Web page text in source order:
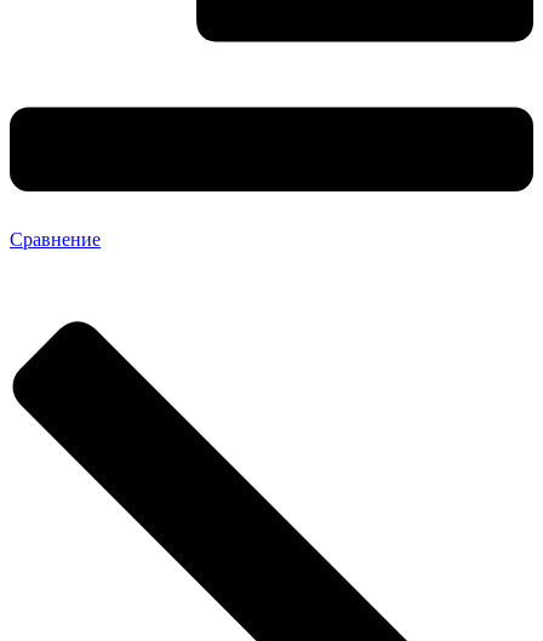
Сравнение